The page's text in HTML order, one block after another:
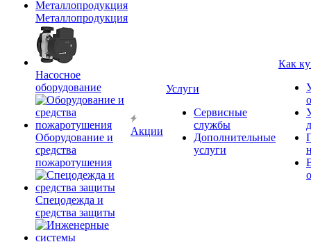
Металлопродукция
Насосное
оборудование
Оборудование и
средства
пожаротушения
Спецодежда и
средства защиты
Акции
Услуги
Сервисные
службы
Дополнительные
услуги
Как